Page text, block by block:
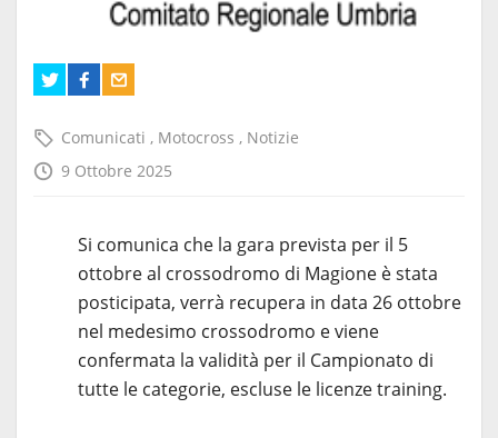
Comunicati , Motocross , Notizie
9 Ottobre 2025
Si comunica che la gara prevista per il 5
ottobre al crossodromo di Magione è stata
posticipata, verrà recupera in data 26 ottobre
nel medesimo crossodromo e viene
confermata la validità per il Campionato di
tutte le categorie, escluse le licenze training.